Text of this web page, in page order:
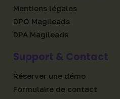
Mentions légales
DPO Magileads
DPA Magileads
Support & Contact
Réserver une démo
Formulaire de contact